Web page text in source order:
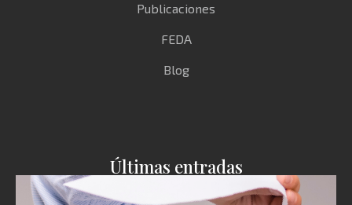
Publicaciones
FEDA
Blog
Últimas entradas